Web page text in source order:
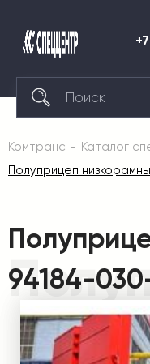
Комтранс Каталог
Полуприцеп
94184-